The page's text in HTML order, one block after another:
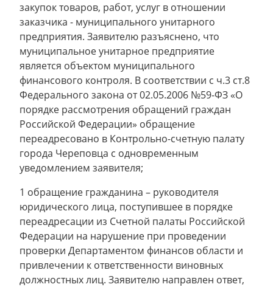
закупок товаров, работ, услуг в отношении
заказчика - муниципального унитарного
предприятия. Заявителю разъяснено, что
муниципальное унитарное предприятие
является объектом муниципального
финансового контроля. В соответствии с ч.3 ст.8
Федерального закона от 02.05.2006 №59-ФЗ «О
порядке рассмотрения обращений граждан
Российской Федерации» обращение
переадресовано в Контрольно-счетную палату
города Череповца с одновременным
уведомлением заявителя;
1 обращение гражданина – руководителя
юридического лица, поступившее в порядке
переадресации из Счетной палаты Российской
Федерации на нарушение при проведении
проверки Департаментом финансов области и
привлечении к ответственности виновных
должностных лиц. Заявителю направлен ответ,